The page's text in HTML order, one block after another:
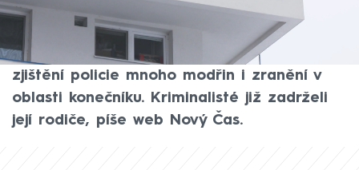
V dětské fakultní nemocnici ve slovenské
Banské Bystrici zemřelo teprve
sedmiměsíční miminko. Holčička měla podle
zjištění policie mnoho modřin i zranění v
oblasti konečníku. Kriminalisté již zadrželi
její rodiče, píše web Nový Čas.